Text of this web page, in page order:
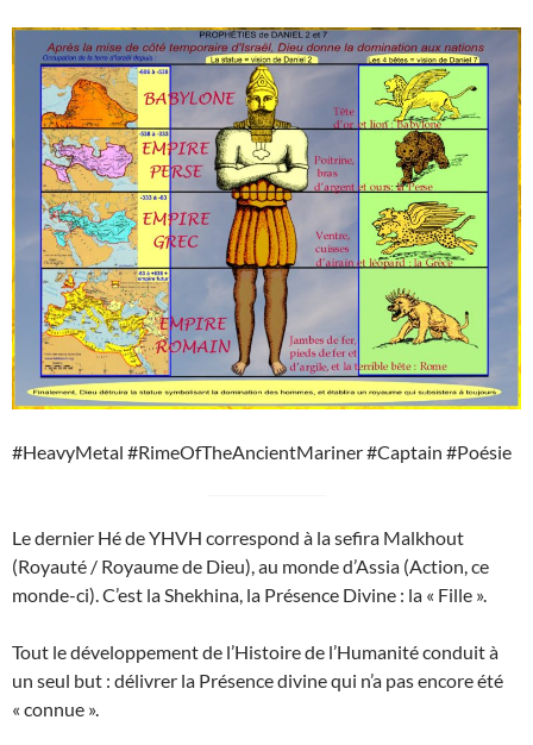
#HeavyMetal #RimeOfTheAncientMariner #Captain #Poésie
Le dernier Hé de YHVH correspond à la sefira Malkhout
(Royauté / Royaume de Dieu), au monde d’Assia (Action, ce
monde-ci). C’est la Shekhina, la Présence Divine : la « Fille ».
Tout le développement de l’Histoire de l’Humanité conduit à
un seul but : délivrer la Présence divine qui n’a pas encore été
« connue ».